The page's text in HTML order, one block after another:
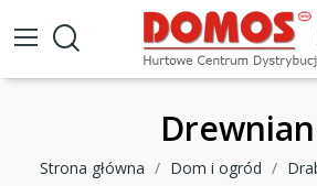
Strona główna Dom i ogród